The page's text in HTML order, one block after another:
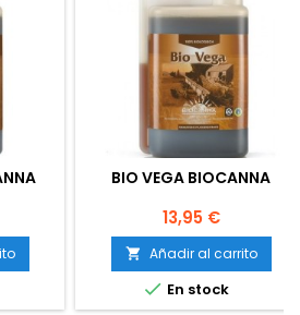
BIO VEGA BIOCANNA
Precio
13,95 €
 Añadir al carrito
 En stock